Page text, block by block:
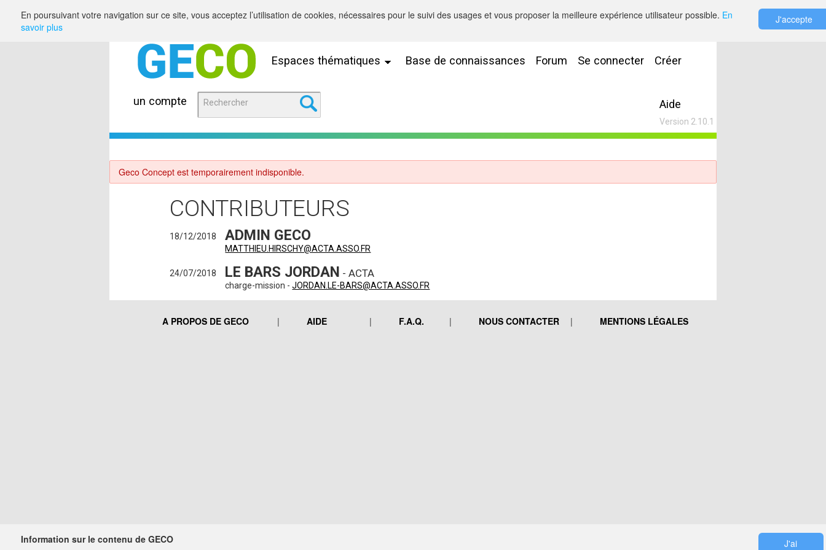
Espaces thématiques Base de connaissances Forum Se connecter Créer
un compte Aide
Version 2.10.1
Geco Concept est temporairement indisponible.
CONTRIBUTEURS
18/12/2018 ADMIN GECO
MATTHIEU.HIRSCHY@ACTA.ASSO.FR
24/07/2018 LE BARS JORDAN - ACTA
charge-mission -JORDAN.LE-BARS@ACTA.ASSO.FR
A PROPOS DE GECO AIDE F.A.Q. NOUS CONTACTER MENTIONS LÉGALES
En poursuivant votre navigation sur ce site, vous acceptez l’utilisation de cookies, nécessaires pour le suivi des usages et vous proposer la meilleure expérience utilisateur possible. En
savoir plus
J'accepte
Information sur le contenu de GECO
J'ai